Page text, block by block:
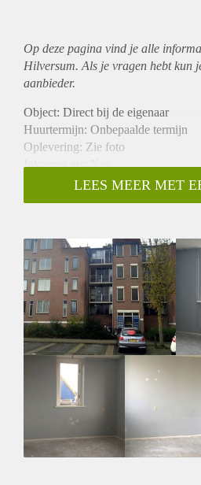
Op deze pagina vind je alle
Hilversum. Als je vragen hebt kun
aanbieder.
Object: Direct bij de eigenaar
Huurtermijn: Onbepaalde termijn
Oplevering: Zie foto
Inkomen eis: Nee
Garantiestelling mogelijk: Nee
Borg: 1 Maand
Huisdieren toegestaan: Afhankelijk
Huurtoeslag grens: Ja
Geschikt voor studenten:
LEES MEER MET